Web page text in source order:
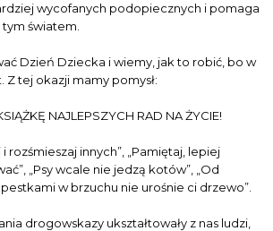
wycofanych podopiecznych i pomaga
światem.
Dzień Dziecka i wiemy, jak to robić, bo w
Z tej okazji mamy pomysł:
NAJLEPSZYCH RAD NA ŻYCIE!
i rozśmieszaj innych”, „Pamiętaj, lepiej
„Psy wcale nie jedzą kotów”, „Od
w brzuchu nie urośnie ci drzewo”.
drogowskazy ukształtowały z nas ludzi,